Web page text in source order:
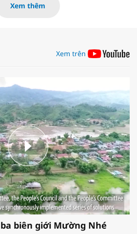
Xem thêm
Xem trên
biên giới Mường Nhé